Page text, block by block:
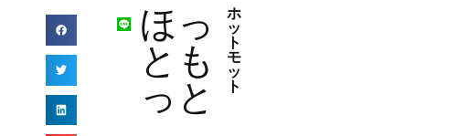
ほっ
とも
っと
ホ
ッ
ト
モ
ッ
ト